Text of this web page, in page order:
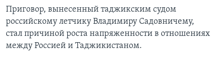
Приговор, вынесенный таджикским судом
российскому летчику Владимиру Садовничему,
стал причиной роста напряженности в отношениях
между Россией и Таджикистаном.